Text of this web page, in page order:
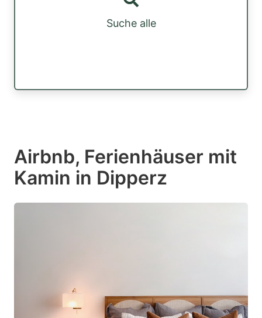
Suche alle
Airbnb, Ferienhäuser mit
Kamin in Dipperz